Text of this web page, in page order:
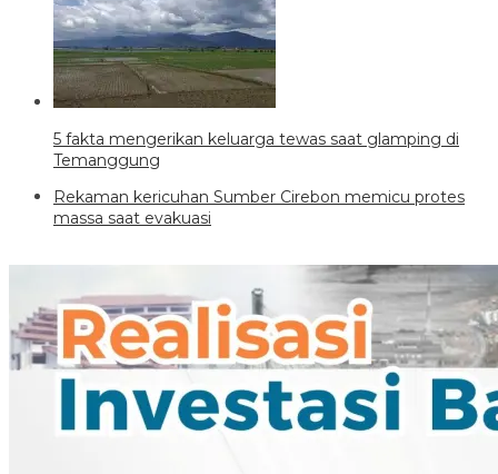
5 fakta mengerikan keluarga tewas saat glamping di
Temanggung
Rekaman kericuhan Sumber Cirebon memicu protes
massa saat evakuasi